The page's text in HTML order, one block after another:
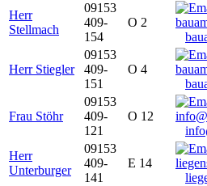
Herr
Stellmach
09153
409-
154
O 2
Herr Stiegler
09153
409-
151
O 4
Frau Stöhr
09153
409-
121
O 12
Herr
Unterburger
09153
409-
141
E 14